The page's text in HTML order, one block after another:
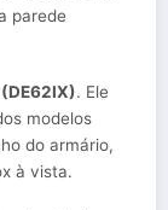
parede
. Ele
modelos
do armário,
à vista.